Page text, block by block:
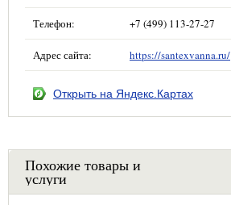
Телефон: +7 (499) 113-27-27
Адрес сайта: https://santexvanna.ru/
Открыть на Яндекс.Картах
Похожие товары и
услуги